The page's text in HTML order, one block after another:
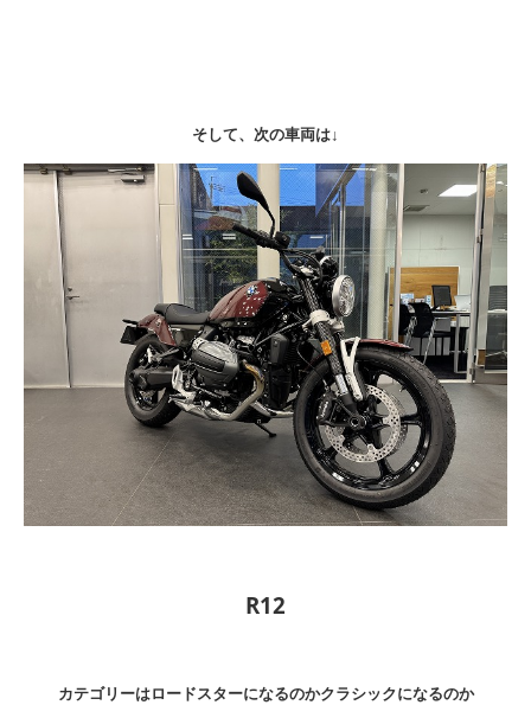
そして、次の車両は↓
R12
カテゴリーはロードスターになるのかクラシックになるのか